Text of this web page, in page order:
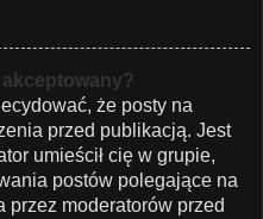
że posty na
przed publikacją. Jest
umieścił cię w grupie,
postów polegające na
przez moderatorów przed